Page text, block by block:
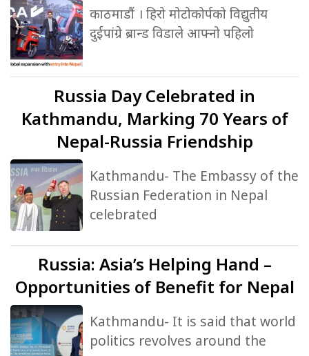
काठमाडौं । हिरो मोटोकोर्पको विद्युतीय
दुईपांग्रे ब्रान्ड विडाले आफ्नो पहिलो
Russia Day Celebrated in
Kathmandu, Marking 70 Years of
Nepal-Russia Friendship
Kathmandu- The Embassy of the
Russian Federation in Nepal
celebrated
Russia: Asia’s Helping Hand –
Opportunities of Benefit for Nepal
Kathmandu- It is said that world
politics revolves around the